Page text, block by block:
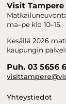
Visit Tampere
ma–pe klo 10–15.
Kesällä 2026
kaupungin
Puh. 03 5656
Yhteystiedot